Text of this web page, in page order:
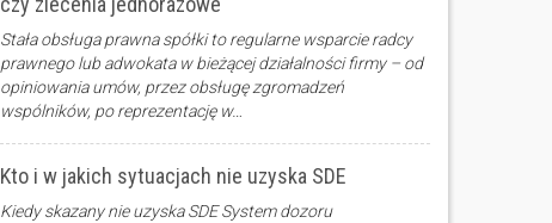
Stała obsługa prawna spółki to regularne wsparcie radcy
prawnego lub adwokata w bieżącej działalności firmy – od
opiniowania umów, przez obsługę zgromadzeń
wspólników, po reprezentację w…
Kto i w jakich sytuacjach nie uzyska SDE
Kiedy skazany nie uzyska SDE System dozoru